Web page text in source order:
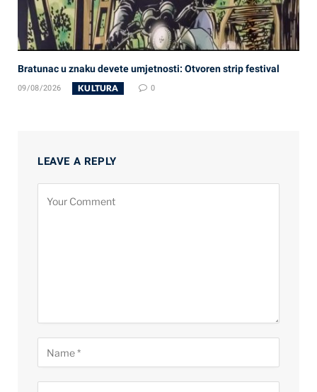
Bratunac u znaku devete umjetnosti: Otvoren strip festival
09/08/2026 KULTURA 0
LEAVE A REPLY